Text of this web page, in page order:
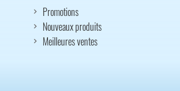
Promotions
Nouveaux produits
Meilleures ventes